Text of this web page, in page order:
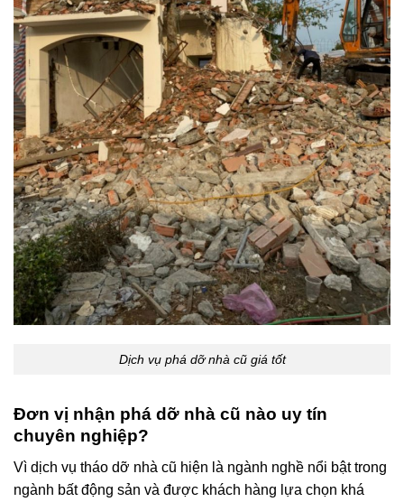
Dịch vụ phá dỡ nhà cũ giá tốt
Đơn vị nhận phá dỡ nhà cũ nào uy tín
chuyên nghiệp?
Vì dịch vụ tháo dỡ nhà cũ hiện là ngành nghề nổi bật trong
ngành bất động sản và được khách hàng lựa chọn khá